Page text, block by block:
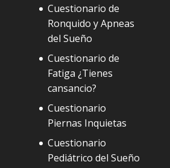
Cuestionario de
Ronquido y Apneas
del Sueño
Cuestionario de
Fatiga ¿Tienes
cansancio?
Cuestionario
Piernas Inquietas
Cuestionario
Pediátrico del Sueño